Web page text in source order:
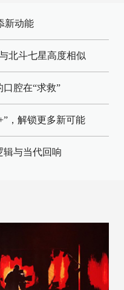
新动能
北斗七星高度相似
腔在“求救”
，解锁更多新可能
辑与当代回响